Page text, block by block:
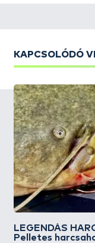
KAPCSOLÓDÓ
LEGENDÁS
Pelletes